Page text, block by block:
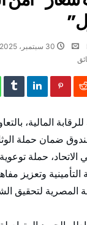
30 سبتمبر، 2025
المالية،
ضمان حملة
الاتحاد، حملة
وتعزيز
المصرية لتحقيق